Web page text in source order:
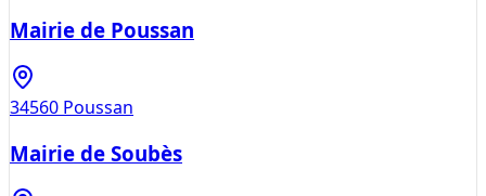
Mairie de Poussan
34560 Poussan
Mairie de Soubès